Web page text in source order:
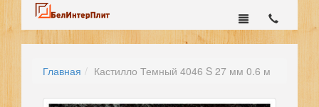
Главная Кастилло Темный 4046 S 27 мм 0.6 м